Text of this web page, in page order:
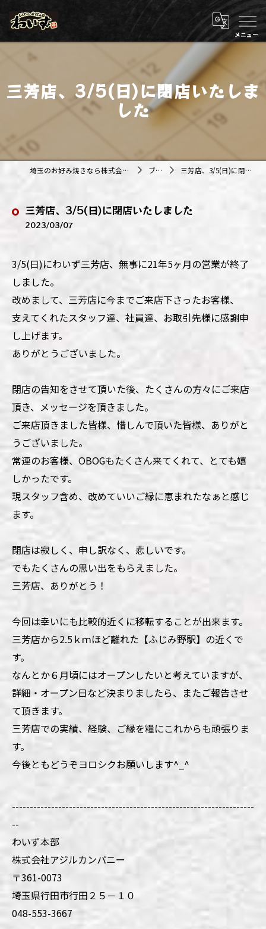
三芳店、3/5(日)に閉店いたしま
した
埼玉のお好み焼きなら株式会社アジルカンパニー ブログ 三芳店、3/5(日)に閉店いたしました
三芳店、3/5(日)に閉店いたしました
2023/03/07
3/5(日)にわいず三芳店、無事に21年5ヶ月の営業が終了
しました。
改めまして、三芳店に今までご来店下さったお客様、
支えてくれたスタッフ達、社員達、お取引先様に感謝申
し上げます。
ありがとうございました。
閉店の告知をさせて頂いた後、たくさんの方々にご来店
頂き、メッセージを頂きました。
ご来店頂きました皆様、惜しんで頂いた皆様、ありがと
うございました。
常連のお客様、OBOGもたくさん来てくれて、とても嬉
しかったです。
現スタッフ含め、改めていいご縁に恵まれたなぁと感じ
ます。
閉店は寂しく、申し訳なく、悲しいです。
でもたくさんの思い出をもらえました。
三芳店、ありがとう！
今回は幸いにも比較的近くに移転することが出来ます。
三芳店から2.5ｋｍほど離れた【ふじみ野駅】の近くで
す。
なんとか６月頃にはオープンしたいと考えていますが、
詳細・オープン日など決まりましたら、またご報告させ
て頂きます。
三芳店での実績、経験、ご縁を糧にこれからも頑張りま
す。
今後ともどうぞヨロシクお願いします^_^
--------------------------------------------------------------------
--
わいず本部
株式会社アジルカンパニー
〒361-0073
埼玉県行田市行田２５－１０
048-553-3667